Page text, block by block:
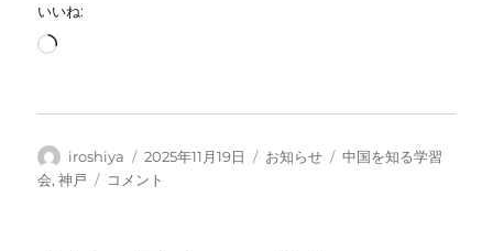
いいね:
読
中…
投
稿
iroshiya
投
稿
2025年11月19日
カ
お知らせ
タ
中国を知る学習
会,神戸
み
コメント